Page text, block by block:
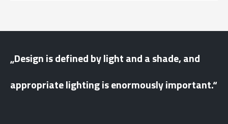
„Design is defined by light and a shade, and
appropriate lighting is enormously important.“